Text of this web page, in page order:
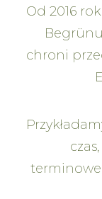
Od 2016
chroni